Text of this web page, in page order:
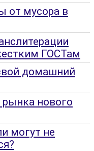
от мусора в
ГОСТам
домашний
рынка нового
могут не